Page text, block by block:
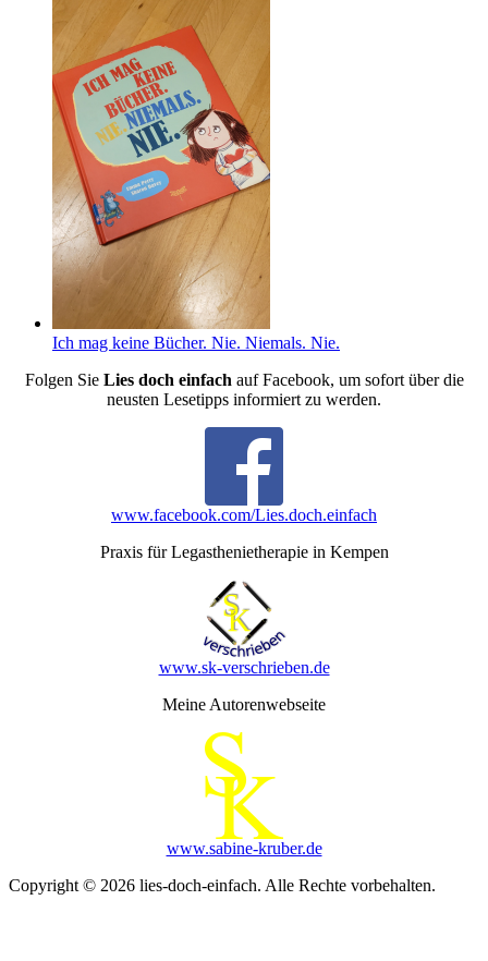
Ich mag keine Bücher. Nie. Niemals. Nie.
Folgen Sie Lies doch einfach auf Facebook, um sofort über die
neusten Lesetipps informiert zu werden.
www.facebook.com/Lies.doch.einfach
Praxis für Legasthenietherapie in Kempen
www.sk-verschrieben.de
Meine Autorenwebseite
www.sabine-kruber.de
Copyright © 2026 lies-doch-einfach. Alle Rechte vorbehalten.